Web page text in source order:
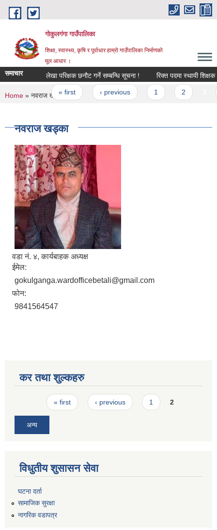
Skip to main content
गोकुलगंगा गाउँपालिका
शिक्षा, स्वास्थ्य, कृषि र पूर्वाधार हाम्रो गाउँपालिका निर्माणको
मूल आधार ।
समाचार लेखा परिक्षक छनौट गर्ने सम्बन्धि सूचना ! रिक्त पदमा स्थायी शिक्षक
Pages
« first ‹ previous
You are here
Home » नवराज खड्का
नवराज खड्का
वडा नं. ४, कार्यबाहक अध्यक्ष
ईमेल:
gokulganga.wardofficebetali@gmail.com
फोन:
9841564547
कर तथा शुल्कहरु
Pages« first ‹ previous 1 2
अन्य
विधुतीय शुसासन सेवा
घटना दर्ता
सामाजिक सुरक्षा
नागरिक वडापत्र